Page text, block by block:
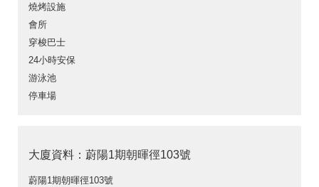
燒烤設施
會所
穿梭巴士
24小時安保
游泳池
停車場
大廈資料：蔚陽1期朝暉徑103號
蔚陽1期朝暉徑103號